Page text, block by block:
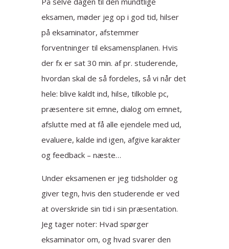
eksamen, møder jeg op i god tid, hilser
på eksaminator, afstemmer
forventninger til eksamensplanen. Hvis
der fx er sat 30 min. af pr. studerende,
hvordan skal de så fordeles, så vi når det
hele: blive kaldt ind, hilse, tilkoble pc,
præsentere sit emne, dialog om emnet,
afslutte med at få alle ejendele med ud,
evaluere, kalde ind igen, afgive karakter
og feedback – næste…
Under eksamenen er jeg tidsholder og
giver tegn, hvis den studerende er ved
at overskride sin tid i sin præsentation.
Jeg tager noter: Hvad spørger
eksaminator om, og hvad svarer den